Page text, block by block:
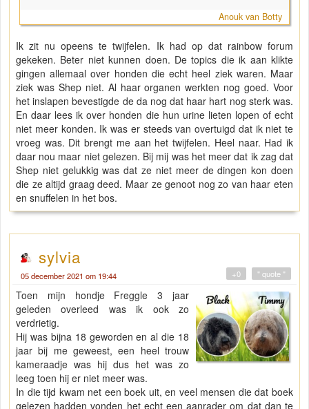
Anouk van Botty
Ik zit nu opeens te twijfelen. Ik had op dat rainbow forum
gekeken. Beter niet kunnen doen. De topics die ik aan klikte
gingen allemaal over honden die echt heel ziek waren. Maar
ziek was Shep niet. Al haar organen werkten nog goed. Voor
het inslapen bevestigde de da nog dat haar hart nog sterk was.
En daar lees ik over honden die hun urine lieten lopen of echt
niet meer konden. Ik was er steeds van overtuigd dat ik niet te
vroeg was. Dit brengt me aan het twijfelen. Heel naar. Had ik
daar nou maar niet gelezen. Bij mij was het meer dat ik zag dat
Shep niet gelukkig was dat ze niet meer de dingen kon doen
die ze altijd graag deed. Maar ze genoot nog zo van haar eten
en snuffelen in het bos.
sylvia
05 december 2021 om 19:44 " quote "
+0
Toen mijn hondje Freggle 3 jaar
geleden overleed was ik ook zo
verdrietig.
Hij was bijna 18 geworden en al die 18
jaar bij me geweest, een heel trouw
kameraadje was hij dus het was zo
leeg toen hij er niet meer was.
In die tijd kwam net een boek uit, en veel mensen die dat boek
gelezen hadden vonden het echt een aanrader om dat dan te